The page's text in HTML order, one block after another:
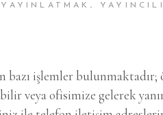
,
bazı işlemler
veya ofisimize gelerek